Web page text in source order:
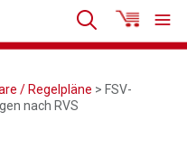
/ Regelpläne > FSV-
nach RVS